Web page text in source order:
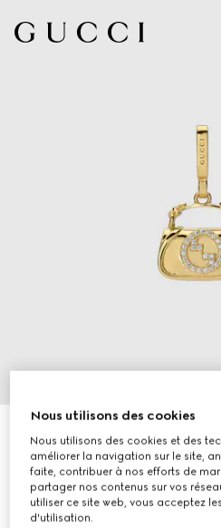
Breloque Gucci Blondie avec
CHF 380
Nous utilisons des cookies
Nous utilisons des cookies et des
améliorer la navigation sur le site,
faite, contribuer à nos efforts de
partager nos contenus sur vos
utiliser ce site web, vous acceptez
d'utilisation.